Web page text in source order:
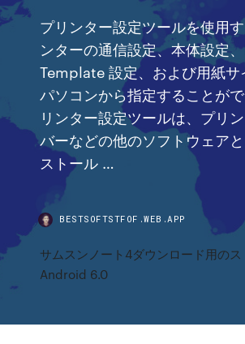
プリンター設定ツールを使用
ンターの通信設定、本体設定
Template 設定、および用紙サ
パソコンから指定することが
リンター設定ツールは、プリ
バーなどの他のソフトウェア
ストール …
BESTSOFTSTFOF.WEB.APP
サムスンノート4ダウンロード用のス
Android 6.0